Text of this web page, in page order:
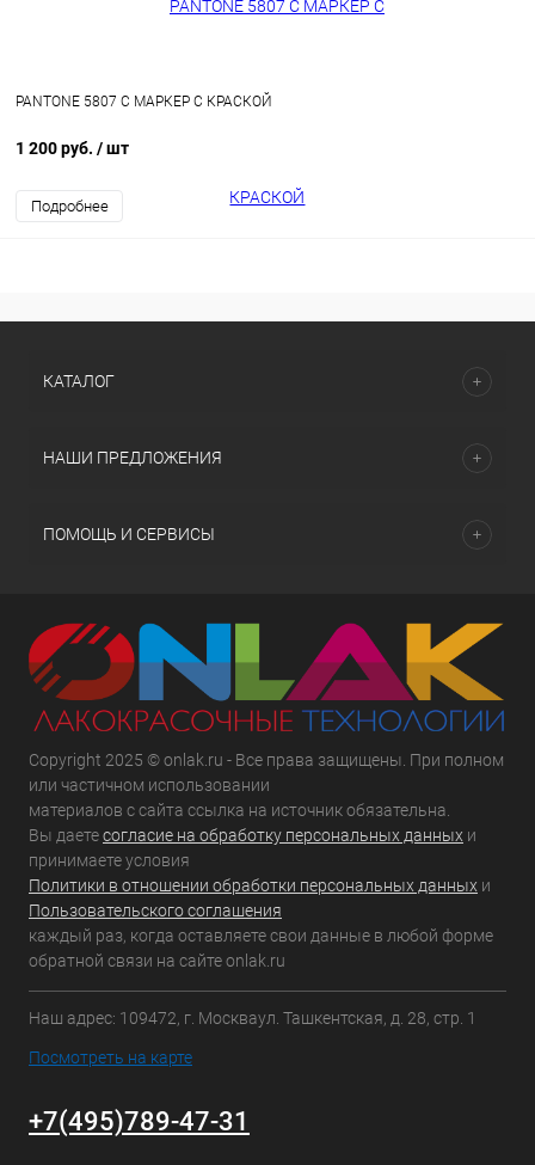
PANTONE 5807 C МАРКЕР С КРАСКОЙ
1 200 руб. / шт
Подробнее
КАТАЛОГ
НАШИ ПРЕДЛОЖЕНИЯ
ПОМОЩЬ И СЕРВИСЫ
Copyright 2025 © onlak.ru - Все права защищены. При полном
или частичном использовании
материалов с сайта ссылка на источник обязательна.
Вы даетесогласие на обработку персональных данных и
принимаете условия
Политики в отношении обработки персональных данных и
Пользовательского соглашения
каждый раз, когда оставляете свои данные в любой форме
обратной связи на сайте onlak.ru
Наш адрес: 109472, г. Москваул. Ташкентская, д. 28, стр. 1
Посмотреть на карте
+7(495)789-47-31